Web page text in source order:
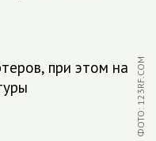
при этом на ФОТО: 123RF.COM